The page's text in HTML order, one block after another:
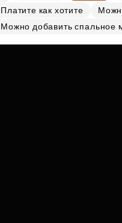
Платите как хотите
Можно добавить спальное